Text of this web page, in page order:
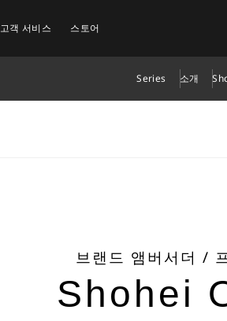
고객 서비스 스토어
Series 소개
브랜드 앰버서더 /
Shohei